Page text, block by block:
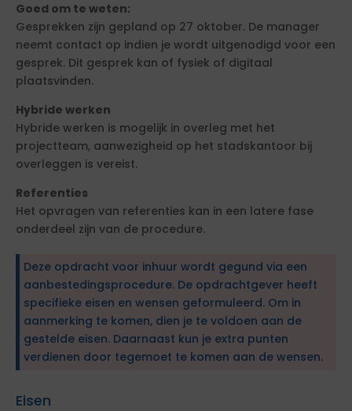
Goed om te weten:
Gesprekken zijn gepland op 27 oktober. De manager
neemt contact op indien je wordt uitgenodigd voor een
gesprek. Dit gesprek kan of fysiek of digitaal
plaatsvinden.
Hybride werken
Hybride werken is mogelijk in overleg met het
projectteam, aanwezigheid op het stadskantoor bij
overleggen is vereist.
Referenties
Het opvragen van referenties kan in een latere fase
onderdeel zijn van de procedure.
Deze opdracht voor inhuur wordt gegund via een
aanbestedingsprocedure. De opdrachtgever heeft
specifieke eisen en wensen geformuleerd. Om in
aanmerking te komen, dien je te voldoen aan de
gestelde eisen. Daarnaast kun je extra punten
verdienen door tegemoet te komen aan de wensen.
Eisen